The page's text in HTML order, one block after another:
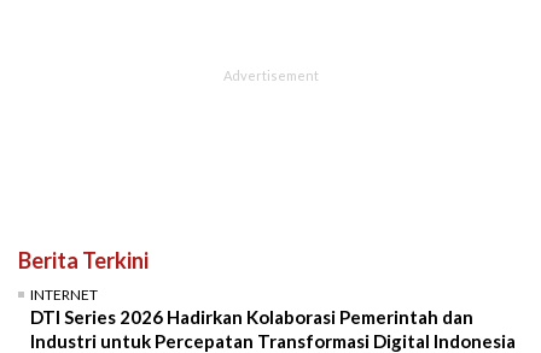
Berita Terkini
INTERNET
DTI Series 2026 Hadirkan Kolaborasi Pemerintah dan
Industri untuk Percepatan Transformasi Digital Indonesia